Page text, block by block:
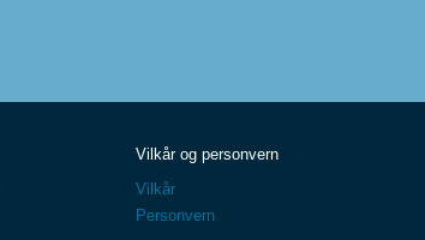
Vilkår og personvern
Vilkår
Personvern